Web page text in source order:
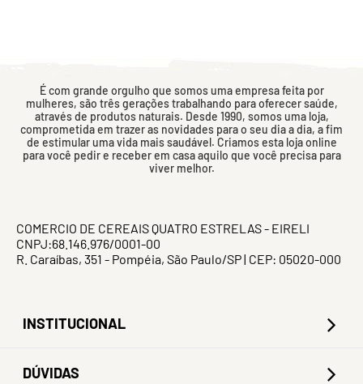
É com grande orgulho que somos uma empresa feita por
mulheres, são três gerações trabalhando para oferecer saúde,
através de produtos naturais. Desde 1990, somos uma loja,
comprometida em trazer as novidades para o seu dia a dia, a fim
de estimular uma vida mais saudável. Criamos esta loja online
para você pedir e receber em casa aquilo que você precisa para
viver melhor.
COMERCIO DE CEREAIS QUATRO ESTRELAS - EIRELI
CNPJ:68.146.976/0001-00
R. Caraíbas, 351 - Pompéia, São Paulo/SP | CEP: 05020-000
INSTITUCIONAL
DÚVIDAS